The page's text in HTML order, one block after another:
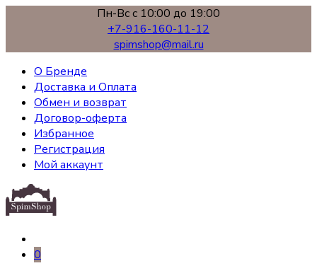
Пн-Вс с 10:00 до 19:00
+7-916-160-11-12
spimshop@mail.ru
О Бренде
Доставка и Оплата
Обмен и возврат
Договор-оферта
Избранное
Регистрация
Мой аккаунт
0